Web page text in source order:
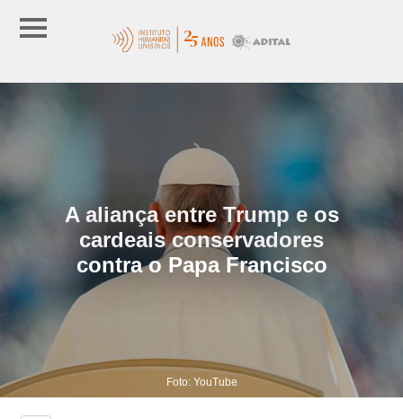
A aliança entre Trump e os
cardeais conservadores
contra o Papa Francisco
Foto: YouTube